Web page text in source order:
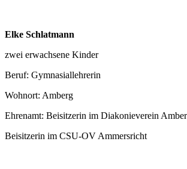
Elke Schlatmann
zwei erwachsene Kinder
Beruf: Gymnasiallehrerin
Wohnort: Amberg
Ehrenamt: Beisitzerin im Diakonieverein
Beisitzerin im CSU-OV Ammersricht